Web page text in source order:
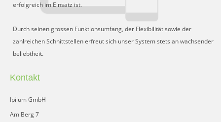
erfolgreich im Einsatz ist.
Durch seinen grossen Funktionsumfang, der Flexibilität sowie der
zahlreichen Schnittstellen erfreut sich unser System stets an wachsender
beliebtheit.
Kontakt
Ipilum GmbH
Am Berg 7